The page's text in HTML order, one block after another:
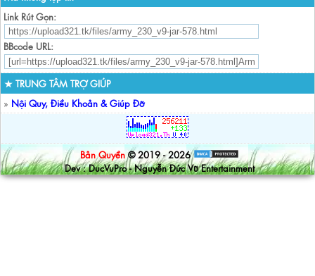
Link Rút Gọn:
BBcode URL:
★ TRUNG TÂM TRỢ GIÚP
» Nội Quy, Điều Khoản & Giúp Đỡ
Bản Quyền © 2019 - 2026
Dev : DucVuPro - Nguyễn Đức Vũ Entertainment